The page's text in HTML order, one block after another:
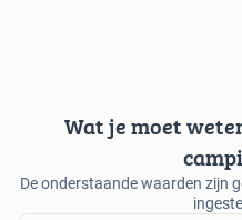
Wat je moet
De onderstaande waarden zijn